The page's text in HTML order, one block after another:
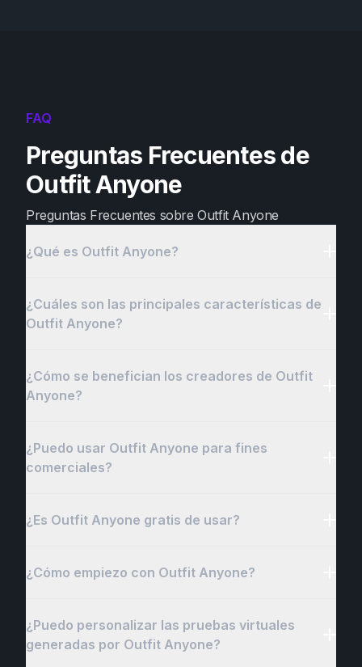
FAQ
Preguntas Frecuentes de
Outfit Anyone
Preguntas Frecuentes sobre Outfit Anyone
¿Qué es Outfit Anyone?
¿Cuáles son las principales características de
Outfit Anyone?
¿Cómo se benefician los creadores de Outfit
Anyone?
¿Puedo usar Outfit Anyone para fines
comerciales?
¿Es Outfit Anyone gratis de usar?
¿Cómo empiezo con Outfit Anyone?
¿Puedo personalizar las pruebas virtuales
generadas por Outfit Anyone?